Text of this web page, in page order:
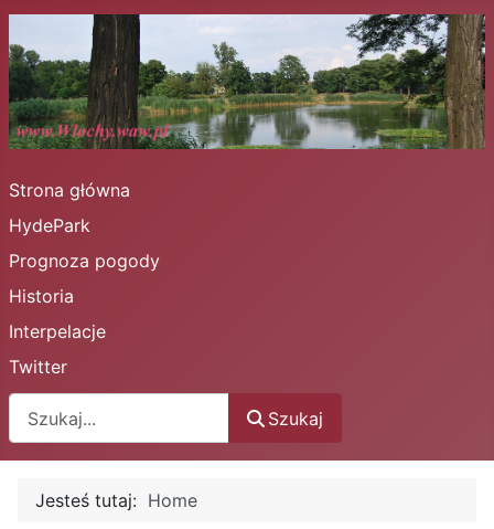
Strona główna
HydePark
Prognoza pogody
Historia
Interpelacje
Twitter
Szukaj
Jesteś tutaj: Home